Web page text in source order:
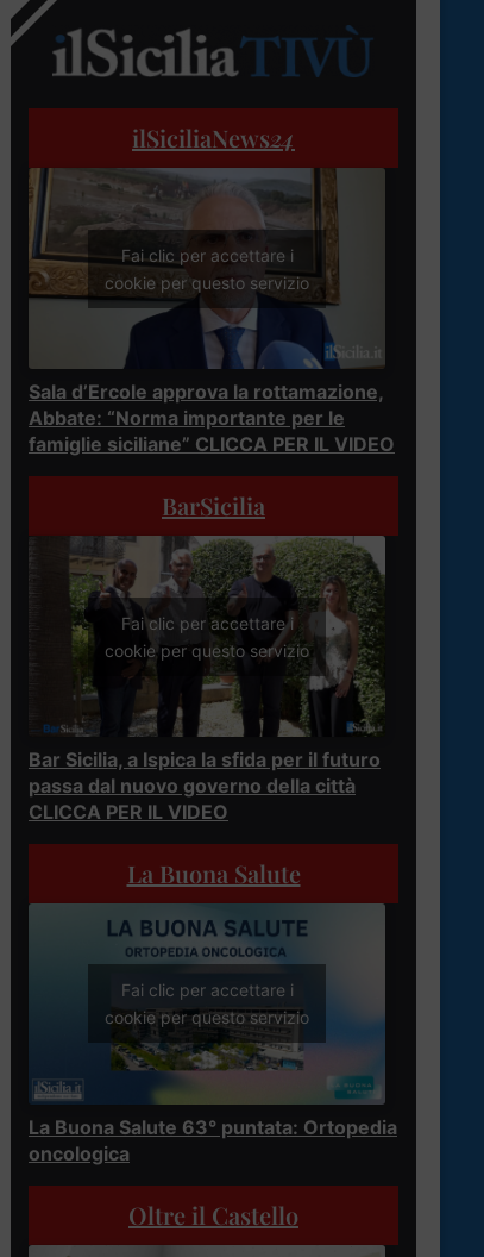
ilSiciliaNews24
Fai clic per accettare i
cookie per questo servizio
Sala d’Ercole approva la rottamazione,
Abbate: “Norma importante per le
famiglie siciliane” CLICCA PER IL VIDEO
BarSicilia
Fai clic per accettare i
cookie per questo servizio
Bar Sicilia, a Ispica la sfida per il futuro
passa dal nuovo governo della città
CLICCA PER IL VIDEO
La Buona Salute
Fai clic per accettare i
cookie per questo servizio
La Buona Salute 63° puntata: Ortopedia
oncologica
Oltre il Castello